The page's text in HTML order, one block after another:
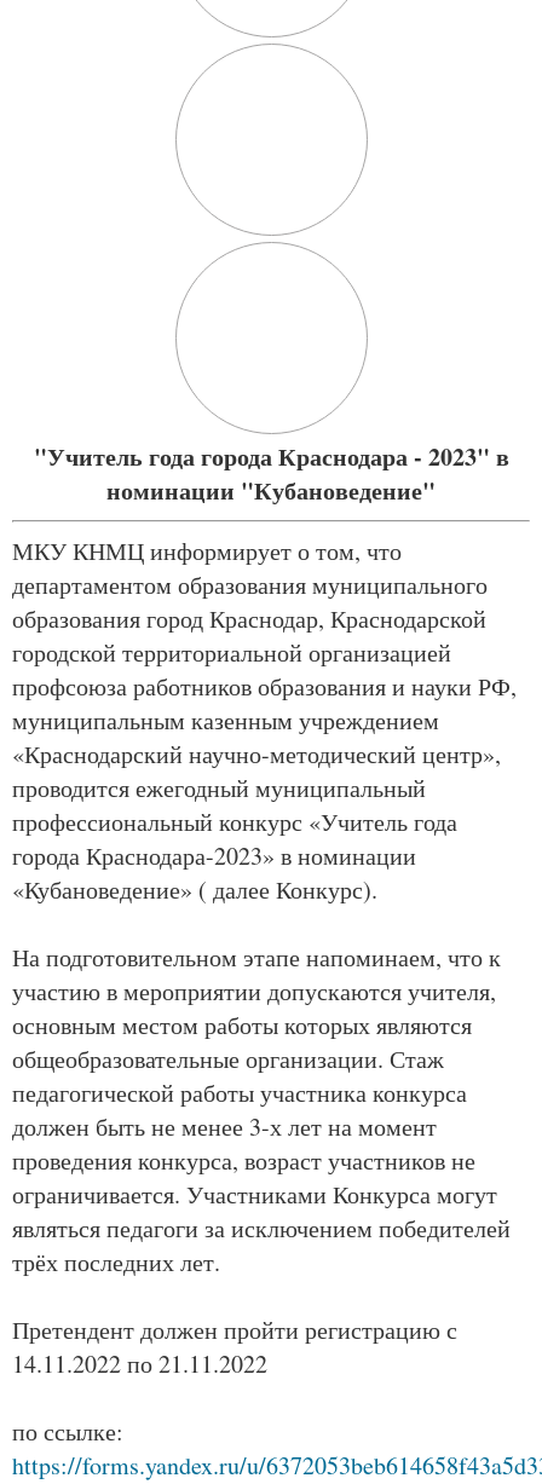
"Учитель года города Краснодара - 2023" в
номинации "Кубановедение"
МКУ КНМЦ информирует о том, что
департаментом образования муниципального
образования город Краснодар, Краснодарской
городской территориальной организацией
профсоюза работников образования и науки РФ,
муниципальным казенным учреждением
«Краснодарский научно-методический центр»,
проводится ежегодный муниципальный
профессиональный конкурс «Учитель года
города Краснодара-2023» в номинации
«Кубановедение» ( далее Конкурс).
На подготовительном этапе напоминаем, что к
участию в мероприятии допускаются учителя,
основным местом работы которых являются
общеобразовательные организации. Стаж
педагогической работы участника конкурса
должен быть не менее 3-х лет на момент
проведения конкурса, возраст участников не
ограничивается. Участниками Конкурса могут
являться педагоги за исключением победителей
трёх последних лет.
Претендент должен пройти регистрацию с
14.11.2022 по 21.11.2022
по ссылке:
https://forms.yandex.ru/u/